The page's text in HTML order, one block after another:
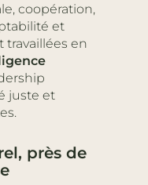
coopération,
et
travaillées en
juste et
près de